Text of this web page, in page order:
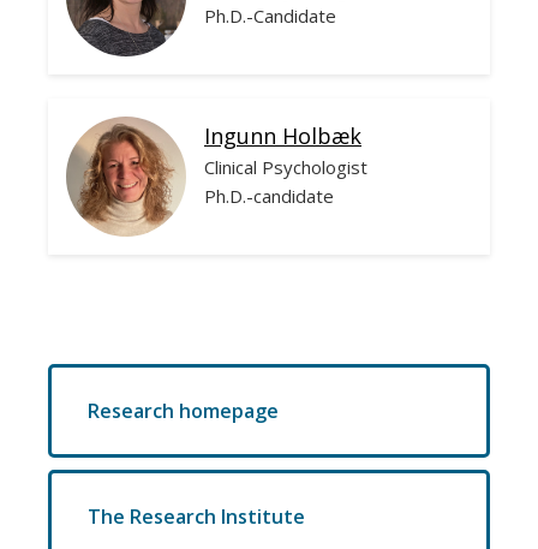
Ph.D.-Candidate
Ingunn Holbæk
Clinical Psychologist
Ph.D.-candidate
Research homepage
The Research Institute